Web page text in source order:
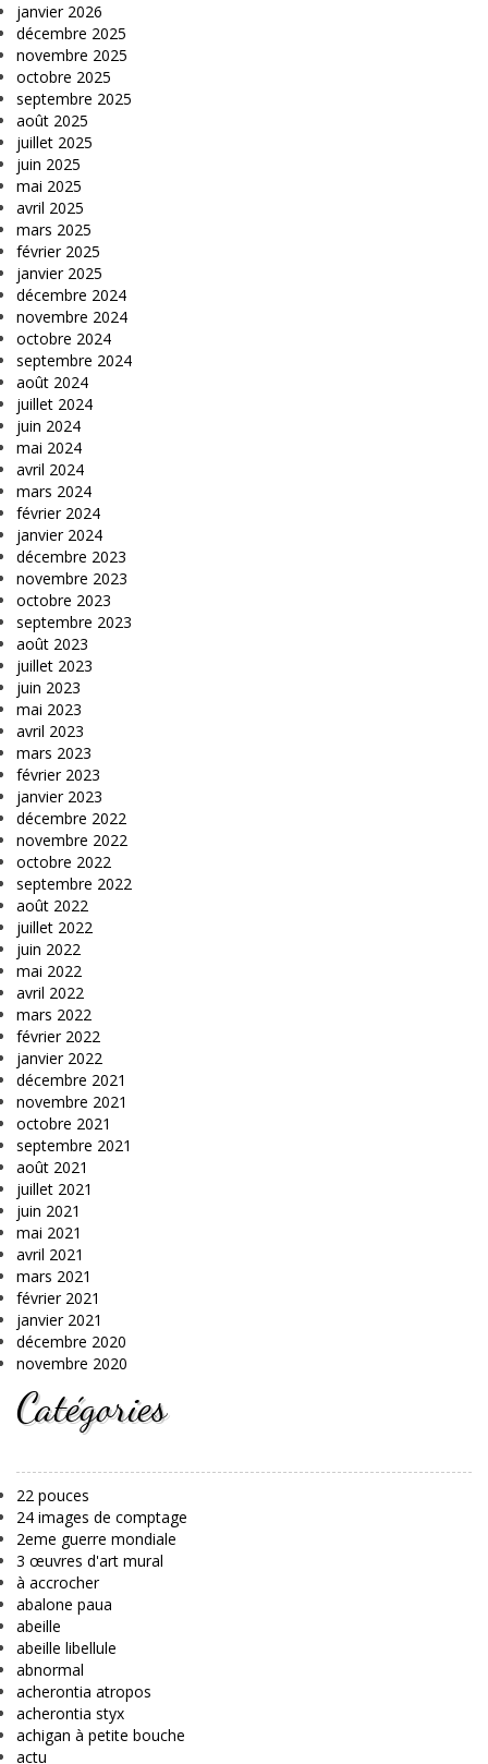
janvier 2026
décembre 2025
novembre 2025
octobre 2025
septembre 2025
août 2025
juillet 2025
juin 2025
mai 2025
avril 2025
mars 2025
février 2025
janvier 2025
décembre 2024
novembre 2024
octobre 2024
septembre 2024
août 2024
juillet 2024
juin 2024
mai 2024
avril 2024
mars 2024
février 2024
janvier 2024
décembre 2023
novembre 2023
octobre 2023
septembre 2023
août 2023
juillet 2023
juin 2023
mai 2023
avril 2023
mars 2023
février 2023
janvier 2023
décembre 2022
novembre 2022
octobre 2022
septembre 2022
août 2022
juillet 2022
juin 2022
mai 2022
avril 2022
mars 2022
février 2022
janvier 2022
décembre 2021
novembre 2021
octobre 2021
septembre 2021
août 2021
juillet 2021
juin 2021
mai 2021
avril 2021
mars 2021
février 2021
janvier 2021
décembre 2020
novembre 2020
Catégories
22 pouces
24 images de comptage
2eme guerre mondiale
3 œuvres d'art mural
à accrocher
abalone paua
abeille
abeille libellule
abnormal
acherontia atropos
acherontia styx
achigan à petite bouche
actu